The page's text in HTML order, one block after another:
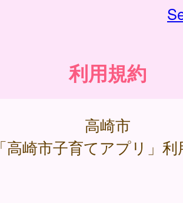
利用規約
高崎市
「高崎市子育てアプリ」